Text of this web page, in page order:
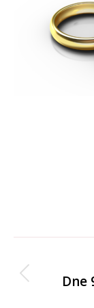
Post
navigation
Dne